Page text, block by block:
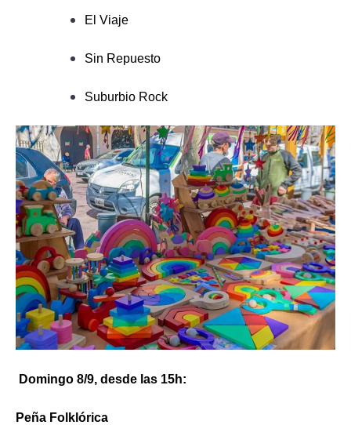
El Viaje
Sin Repuesto
Suburbio Rock
Domingo 8/9, desde las 15h:
Peña Folklórica